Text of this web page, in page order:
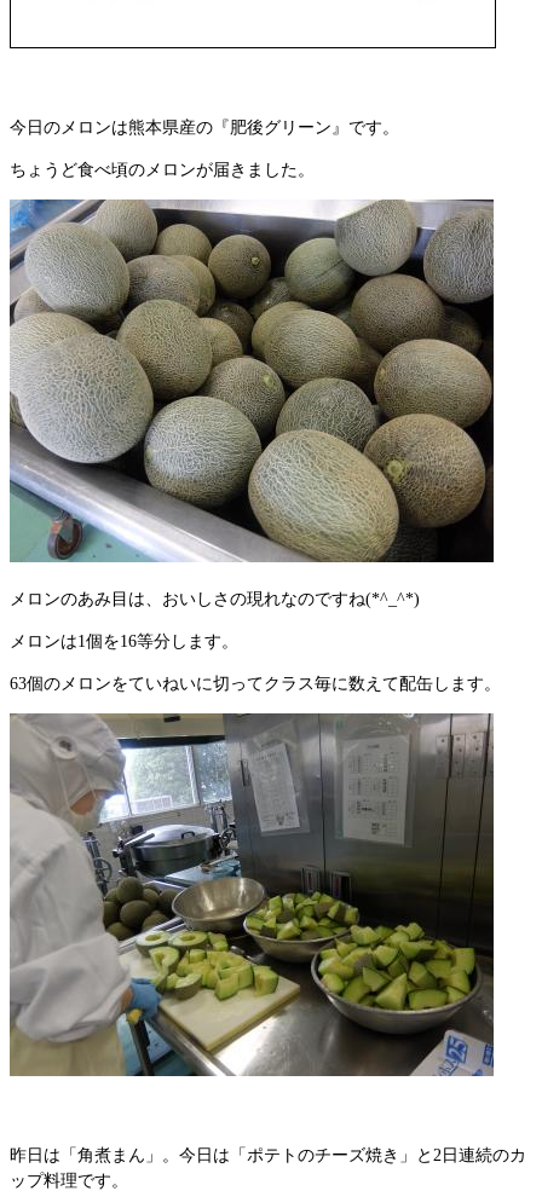
今日のメロンは熊本県産の『肥後グリーン』です。
ちょうど食べ頃のメロンが届きました。
メロンのあみ目は、おいしさの現れなのですね(*^_^*)
メロンは1個を16等分します。
63個のメロンをていねいに切ってクラス毎に数えて配缶します。
昨日は「角煮まん」。今日は「ポテトのチーズ焼き」と2日連続のカ
ップ料理です。